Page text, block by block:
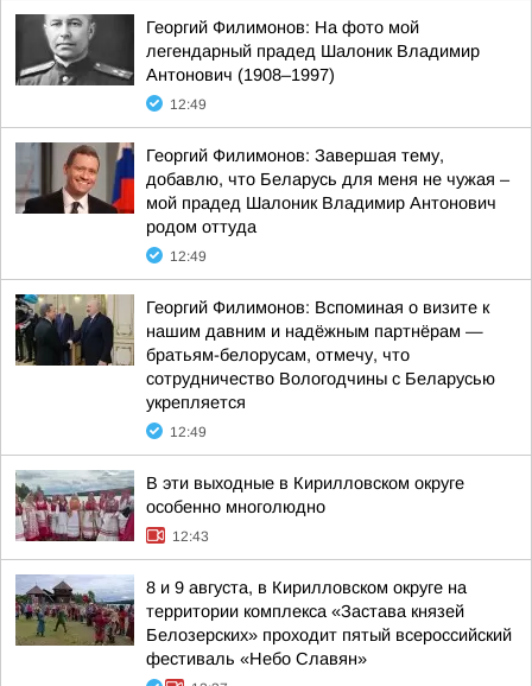
Георгий Филимонов: На фото мой
легендарный прадед Шалоник Владимир
Антонович (1908–1997)
12:49
Георгий Филимонов: Завершая тему,
добавлю, что Беларусь для меня не чужая –
мой прадед Шалоник Владимир Антонович
родом оттуда
12:49
Георгий Филимонов: Вспоминая о визите к
нашим давним и надёжным партнёрам —
братьям-белорусам, отмечу, что
сотрудничество Вологодчины с Беларусью
укрепляется
12:49
В эти выходные в Кирилловском округе
особенно многолюдно
12:43
8 и 9 августа, в Кирилловском округе на
территории комплекса «Застава князей
Белозерских» проходит пятый всероссийский
фестиваль «Небо Славян»